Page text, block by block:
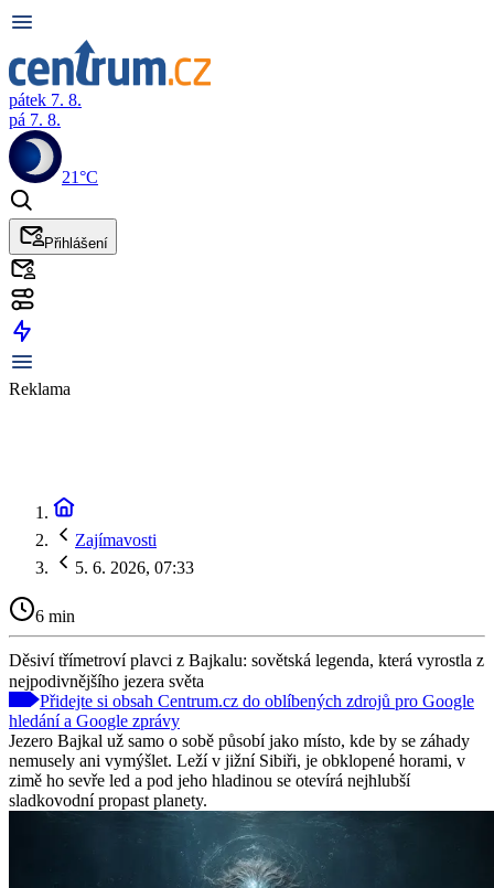
pátek 7. 8.
pá 7. 8.
21°C
Přihlášení
Reklama
Zajímavosti
5. 6. 2026, 07:33
6 min
Děsiví třímetroví plavci z Bajkalu: sovětská legenda, která vyrostla z
nejpodivnějšího jezera světa
Přidejte si obsah Centrum.cz do oblíbených zdrojů pro Google
hledání a Google zprávy
Jezero Bajkal už samo o sobě působí jako místo, kde by se záhady
nemusely ani vymýšlet. Leží v jižní Sibiři, je obklopené horami, v
zimě ho sevře led a pod jeho hladinou se otevírá nejhlubší
sladkovodní propast planety.